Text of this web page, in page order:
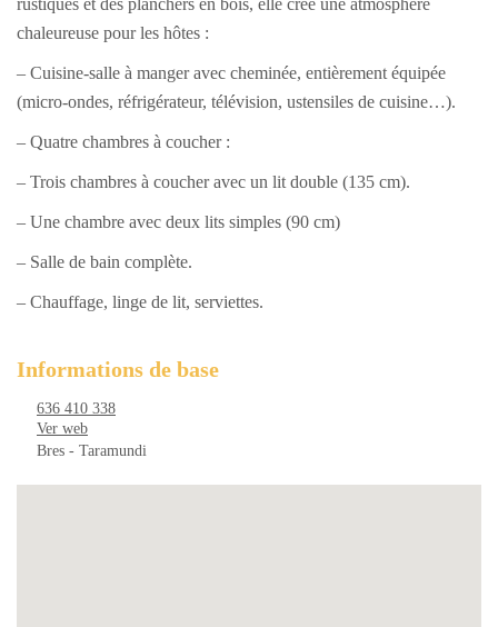
rustiques et des planchers en bois, elle crée une atmosphère
chaleureuse pour les hôtes :
– Cuisine-salle à manger avec cheminée, entièrement équipée
(micro-ondes, réfrigérateur, télévision, ustensiles de cuisine…).
– Quatre chambres à coucher :
– Trois chambres à coucher avec un lit double (135 cm).
– Une chambre avec deux lits simples (90 cm)
– Salle de bain complète.
– Chauffage, linge de lit, serviettes.
Informations de base
636 410 338
Ver web
Bres - Taramundi